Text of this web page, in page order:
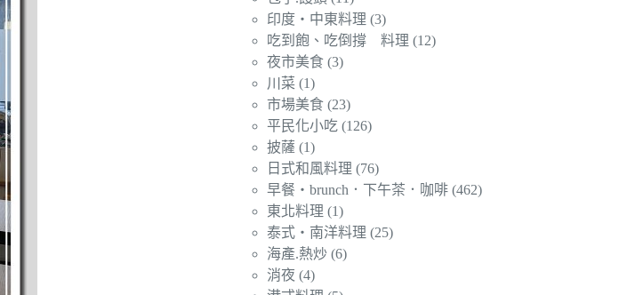
印度‧中東料理 (3)
吃到飽、吃倒撐 料理 (12)
夜市美食 (3)
川菜 (1)
市場美食 (23)
平民化小吃 (126)
披薩 (1)
日式和風料理 (76)
早餐‧brunch．下午茶．咖啡 (462)
東北料理 (1)
泰式‧南洋料理 (25)
海產.熱炒 (6)
消夜 (4)